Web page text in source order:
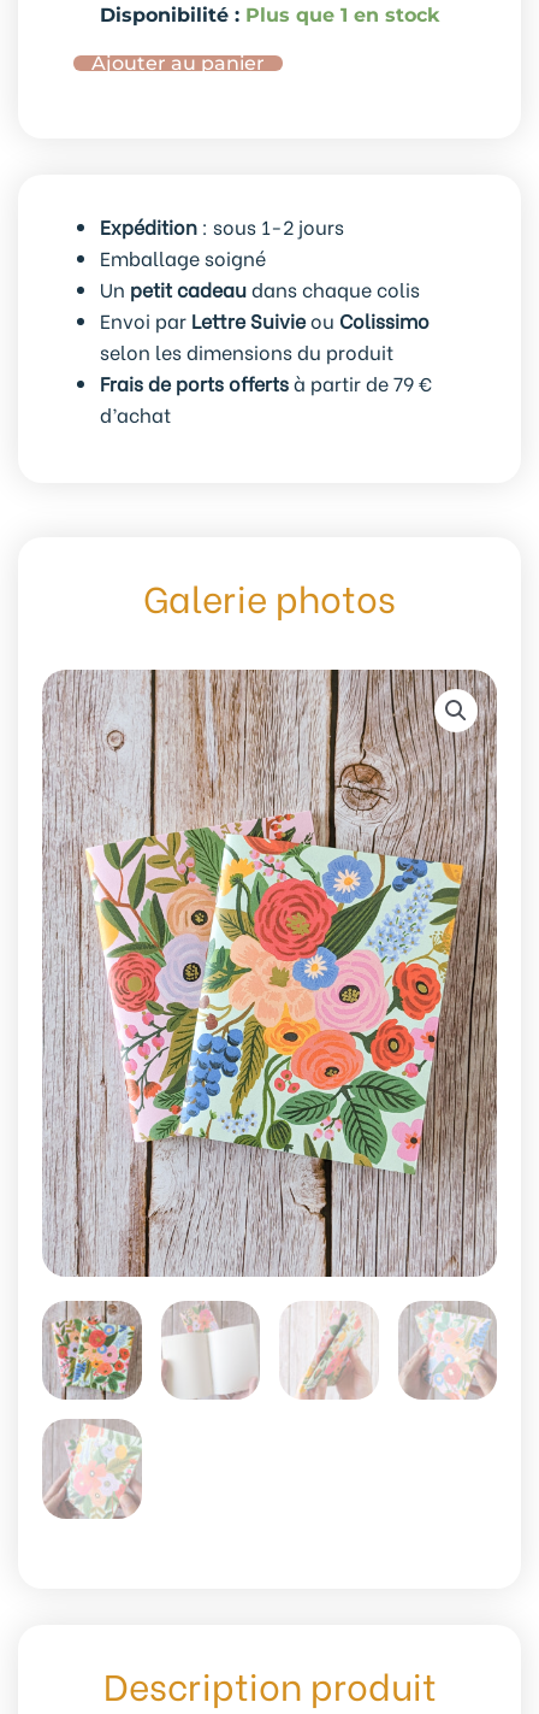
Disponibilité : Plus que 1 en stock
quantité
Party
Rifle
Paper
Ajouter au panier
Expédition : sous 1-2 jours
Emballage soigné
Un petit cadeaudans chaque colis
Envoi par Lettre Suivieou Colissimo
selon les dimensions du produit
Frais de ports offertsà partir de 79 €
d’achat
Description produit
Galerie photos